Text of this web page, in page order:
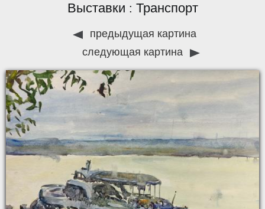
Выставки : Транспорт
предыдущая картина
следующая картина